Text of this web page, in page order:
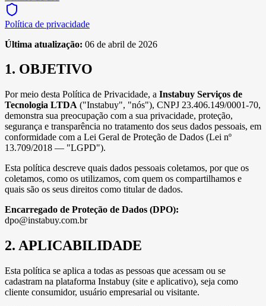
Política de privacidade
Última atualização: 06 de abril de 2026
1. OBJETIVO
Por meio desta Política de Privacidade, a Instabuy Serviços de
Tecnologia LTDA ("Instabuy", "nós"), CNPJ 23.406.149/0001-70,
demonstra sua preocupação com a sua privacidade, proteção,
segurança e transparência no tratamento dos seus dados pessoais, em
conformidade com a Lei Geral de Proteção de Dados (Lei nº
13.709/2018 — "LGPD").
Esta política descreve quais dados pessoais coletamos, por que os
coletamos, como os utilizamos, com quem os compartilhamos e
quais são os seus direitos como titular de dados.
Encarregado de Proteção de Dados (DPO):
dpo@instabuy.com.br
2. APLICABILIDADE
Esta política se aplica a todas as pessoas que acessam ou se
cadastram na plataforma Instabuy (site e aplicativo), seja como
cliente consumidor, usuário empresarial ou visitante.